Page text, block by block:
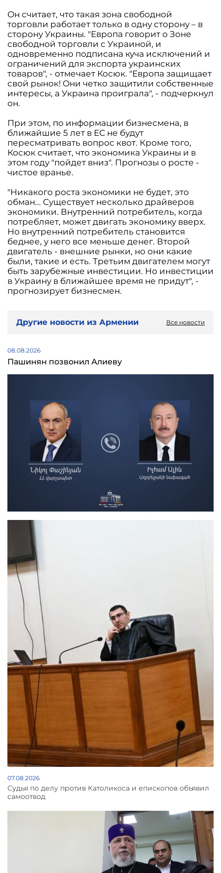
Он считает, что такая зона свободной
торговли работает только в одну сторону – в
сторону Украины. "Европа говорит о Зоне
свободной торговли с Украиной, и
одновременно подписана куча исключений и
ограничений для экспорта украинских
товаров", - отмечает Косюк. "Европа защищает
свой рынок! Они четко защитили собственные
интересы, а Украина проиграла", - подчеркнул
он.
При этом, по информации бизнесмена, в
ближайшие 5 лет в ЕС не будут
пересматривать вопрос квот. Кроме того,
Косюк считает, что экономика Украины и в
этом году "пойдет вниз". Прогнозы о росте -
чистое вранье.
"Никакого роста экономики не будет, это
обман... Существует несколько драйверов
экономики. Внутренний потребитель, когда
потребляет, может двигать экономику вверх.
Но внутренний потребитель становится
беднее, у него все меньше денег. Второй
двигатель - внешние рынки, но они какие
были, такие и есть. Третьим двигателем могут
быть зарубежные инвестиции. Но инвестиции
в Украину в ближайшее время не придут", -
прогнозирует бизнесмен.
Другие новости из Армении Все новости
08.08.2026
Пашинян позвонил Алиеву
07.08.2026
Судья по делу против Католикоса и епископов объявил
самоотвод